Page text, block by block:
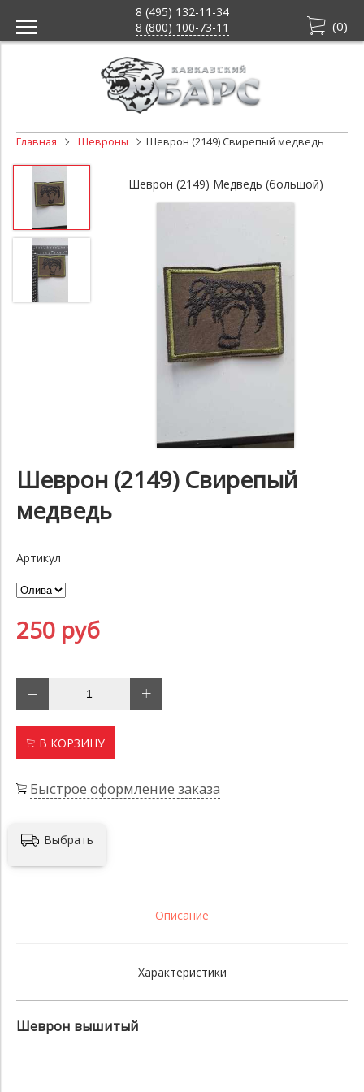
8 (495) 132-11-34
8 (800) 100-73-11
(0)
Главная Шевроны Шеврон (2149) Свирепый медведь
Шеврон (2149) Медведь (большой)
Шеврон (2149) Свирепый
медведь
Артикул
250 руб
В КОРЗИНУ
Быстрое оформление заказа
Выбрать
Описание
Характеристики
Шеврон вышитый